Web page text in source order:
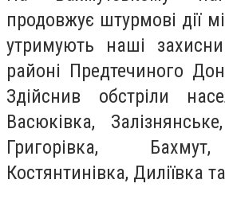
продовжує штурмові дії
утримують наші
районі Предтечиного
Здійснив обстріли
Васюківка,
Григорівка,
Костянтинівка, Диліївка